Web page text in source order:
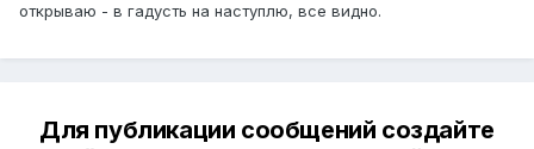
открываю - в гадусть на наступлю, все видно.
Для публикации сообщений создайте